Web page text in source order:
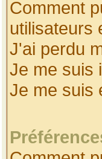
Comment
utilisateurs
J'ai perdu
Je me suis
Je me suis